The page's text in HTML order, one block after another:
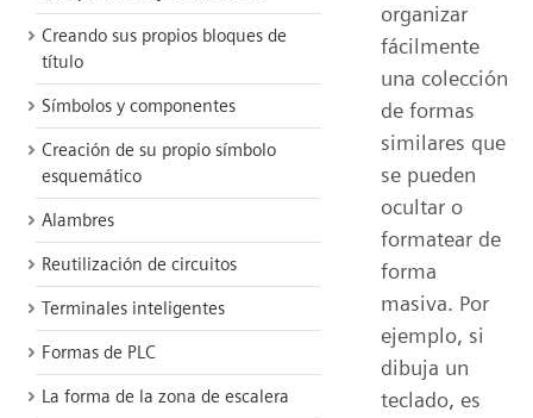
Creando sus propios bloques de
título
Símbolos y componentes
Creación de su propio símbolo
esquemático
Alambres
Reutilización de circuitos
Terminales inteligentes
Formas de PLC
La forma de la zona de escalera
organizar
fácilmente
una colección
de formas
similares que
se pueden
ocultar o
formatear de
forma
masiva. Por
ejemplo, si
dibuja un
teclado, es